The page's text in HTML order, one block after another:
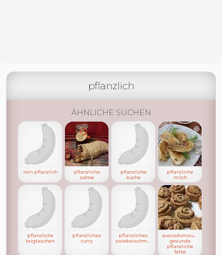
pflanzlich
ÄHNLICHE SUCHEN
rein pflanzlich
pflanzliche
sahne
pflanzliche
küche
pflanzliche
milch
pflanzliche
teigtaschen
pflanzliches
curry
pflanzliches
avocadomousse
gesunde
pflanzliche
fette